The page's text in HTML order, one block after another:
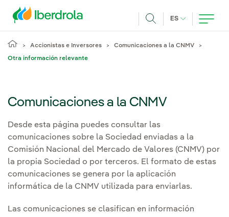
ES IDIOMA
Accionistas e Inversores Comunicaciones a la CNMV
Otra información relevante
Comunicaciones a la CNMV
Desde esta página puedes consultar las
comunicaciones sobre la Sociedad enviadas a la
Comisión Nacional del Mercado de Valores (CNMV) por
la propia Sociedad o por terceros. El formato de estas
comunicaciones se genera por la aplicación
informática de la CNMV utilizada para enviarlas.
Las comunicaciones se clasifican en información